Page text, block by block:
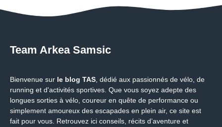
Team Arkea Samsic
Bienvenue sur le blog TAS, dédié aux passionnés de vélo, de
running et d'activités sportives. Que vous soyez adepte des
longues sorties à vélo, coureur en quête de performance ou
simplement amoureux des escapades en plein air, ce site est
fait pour vous. Retrouvez ici conseils, récits d’aventure et